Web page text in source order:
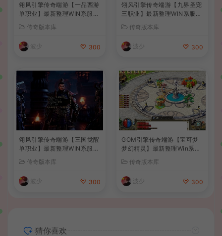
翎风引擎传奇端游【一品西游
单职业】最新整理WIN系服务
教程+视频教程
传奇版本库
波少 300
翎风引擎传奇端游【九界圣宠
三职业】最新整理WIN系服务
+视频教程
传奇版本库
波少 300
翎风引擎传奇端游【三国觉醒
单职业】最新整理WIN系服务
+视频教程
传奇版本库
波少 300
GOM引擎传奇端游【宝可梦
梦幻精灵】最新整理Win系服
建教程+视频教程
传奇版本库
波少 300
猜你喜欢